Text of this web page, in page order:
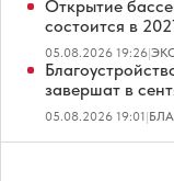
Открытие
состоится в
05.08.2026 19:26|
завершат в
05.08.2026 19:01|